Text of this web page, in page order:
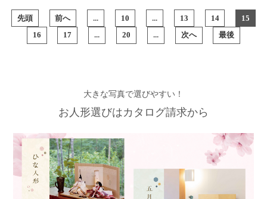
先頭 前へ ... 10 ... 13 14 15
16 17 ... 20 ... 次へ 最後
大きな写真で選びやすい！
お人形選びはカタログ請求から